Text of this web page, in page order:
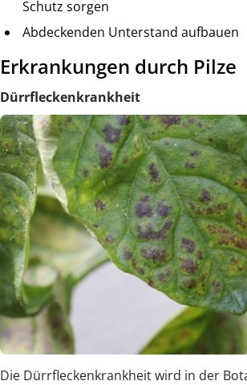
Schutz sorgen
Abdeckenden Unterstand aufbauen
Erkrankungen durch Pilze
Dürrfleckenkrankheit
Die Dürrfleckenkrankheit wird in der